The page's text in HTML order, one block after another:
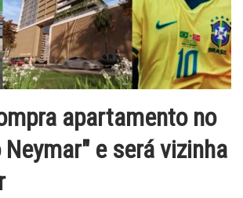
apartamento no
e será vizinha